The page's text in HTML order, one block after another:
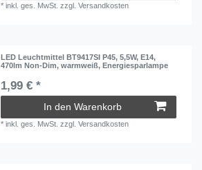
*inkl. ges. MwSt. zzgl.Versandkosten
LED Leuchtmittel BT9417SI P45, 5,5W, E14,
470lm Non-Dim, warmweiß, Energiesparlampe
1,99 € *
In den Warenkorb
*inkl. ges. MwSt. zzgl.Versandkosten